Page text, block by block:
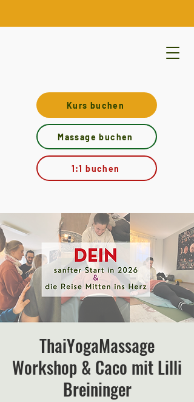
Massage buchen
1:1 buchen
Kurs buchen
ThaiYogaMassage
Workshop & Caco mit Lilli
Breininger